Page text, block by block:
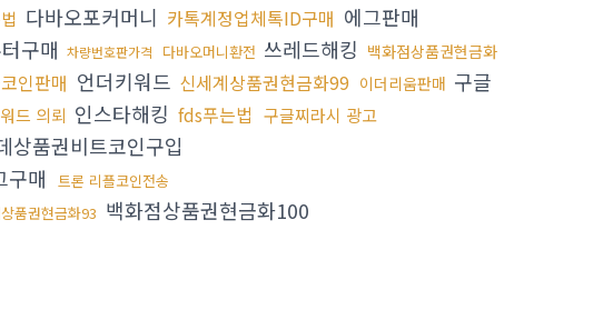
다바오포커머니 카톡계정업체톡ID구매 에그판매
구매 차량번호판가격 다바오머니환전 쓰레드해킹 백화점상품권현금화
인판매 언더키워드 신세계상품권현금화99 이더리움판매 구글
드 의뢰 인스타해킹 fds푸는법 구글찌라시 광고
상품권비트코인구입
구매 트론 리플코인전송
품권현금화93 백화점상품권현금화100